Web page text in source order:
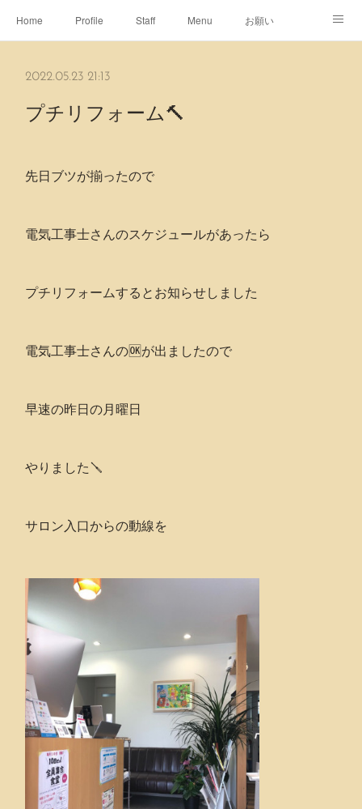
Home Profile Staff Menu お願い
2022.05.23 21:13
プチリフォーム🔨
先日ブツが揃ったので
電気工事士さんのスケジュールがあったら
プチリフォームするとお知らせしました
電気工事士さんの🆗が出ましたので
早速の昨日の月曜日
やりました🪛
サロン入口からの動線を